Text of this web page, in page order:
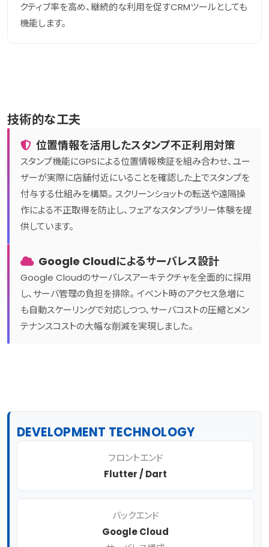
クティブ率を高め、継続的な利用を促すCRMツールとしても
機能します。
技術的な工夫
位置情報を活用したスタンプ不正利用対策
スタンプ機能にGPSによる位置情報検証を組み合わせ、ユー
ザーが実際に店舗付近にいることを確認した上でスタンプを
付与する仕組みを構築。 スクリーンショットの転送や遠隔操
作による不正取得を防止し、フェアなスタンプラリー体験を提
供しています。
Google Cloudによるサーバレス設計
Google Cloudのサーバレスアーキテクチャを全面的に採用
し、サーバ管理の負担を排除。 イベント時のアクセス急増に
も自動スケーリングで対応しつつ、サーバコストの圧縮とメン
テナンスコストの大幅な削減を実現しました。
DEVELOPMENT TECHNOLOGY
フロントエンド
Flutter / Dart
バックエンド
Google Cloud